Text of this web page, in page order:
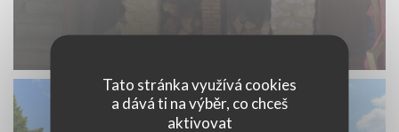
Tato stránka využívá cookies
a dává ti na výběr, co chceš
aktivovat